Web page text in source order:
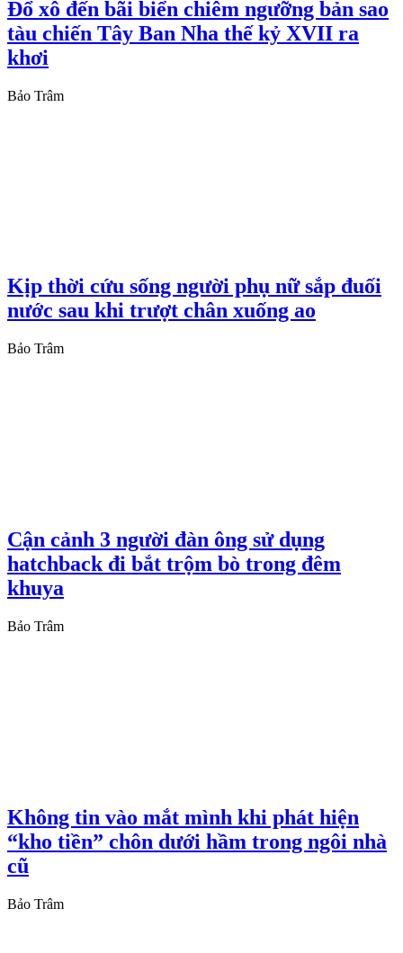
Đổ xô đến bãi biển chiêm ngưỡng bản sao
tàu chiến Tây Ban Nha thế kỷ XVII ra
khơi
Bảo Trâm
Kịp thời cứu sống người phụ nữ sắp đuối
nước sau khi trượt chân xuống ao
Bảo Trâm
Cận cảnh 3 người đàn ông sử dụng
hatchback đi bắt trộm bò trong đêm
khuya
Bảo Trâm
Không tin vào mắt mình khi phát hiện
“kho tiền” chôn dưới hầm trong ngôi nhà
cũ
Bảo Trâm